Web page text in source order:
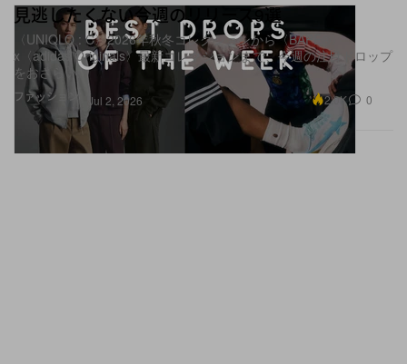
ファッション
見逃したくない今週のリリース9選
〈UNIQLO : C〉2026年秋冬コレクションから〈BAPE®〉
x〈adidas Originals〉最新コレクションまで、今週の注目ドロップ
をおさらい
Jul 2, 2026 2.0K 0